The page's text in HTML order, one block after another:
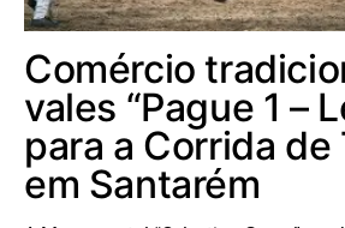
Comércio
vales “Pague 1 –
para a Corrida de
em Santarém